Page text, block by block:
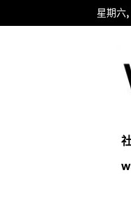
星期六